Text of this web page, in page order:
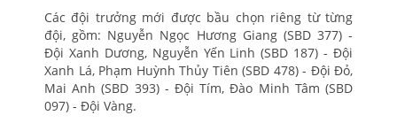
Các đội trưởng mới được bầu chọn riêng từ từng
đội, gồm: Nguyễn Ngọc Hương Giang (SBD 377) -
Đội Xanh Dương, Nguyễn Yến Linh (SBD 187) - Đội
Xanh Lá, Phạm Huỳnh Thủy Tiên (SBD 478) - Đội Đỏ,
Mai Anh (SBD 393) - Đội Tím, Đào Minh Tâm (SBD
097) - Đội Vàng.